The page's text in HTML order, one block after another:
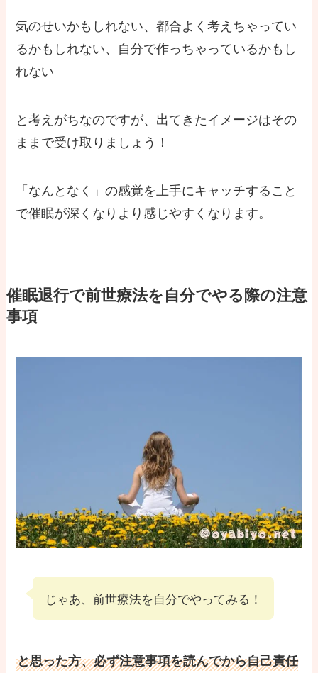
気のせいかもしれない、都合よく考えちゃってい
るかもしれない、自分で作っちゃっているかもし
れない
と考えがちなのですが、出てきたイメージはその
ままで受け取りましょう！
「なんとなく」の感覚を上手にキャッチすること
で催眠が深くなりより感じやすくなります。
催眠退行で前世療法を自分でやる際の注意
事項
じゃあ、前世療法を自分でやってみる！
と思った方、必ず注意事項を読んでから自己責任